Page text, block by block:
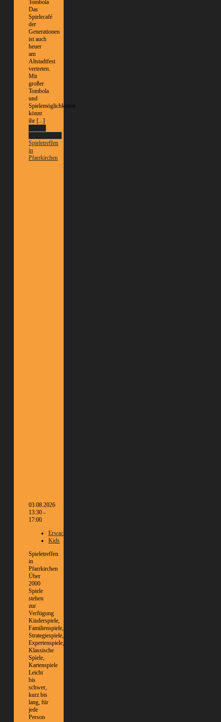
Tombola
Das
Spielecafé
der
Generationen
ist auch
heuer
am
Altstadtfest
vertreten.
Mit
großer
Tombola
und
Spielemöglichkeiten
könnt
ihr [...]
Spieletreffen
in
Pfarrkirchen
03.08.2026
13:30 -
17:00
Erwachsene
Kids
Spieletreffen
in
Pfarrkirchen
Über
2000
Spiele
stehen
zur
Verfügung
Kinderspiele,
Familienspiele,
Strategiespiele,
Expertenspiele,
Klassische
Spiele,
Kartenspiele
Leicht
bis
schwer,
kurz bis
lang, für
jede
Person